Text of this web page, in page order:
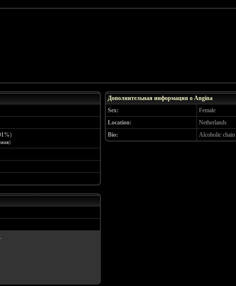
)
)
Дополнительная информация о Angina
Sex:
Female
Location:
Netherlands
Bio:
Alcoholic chain